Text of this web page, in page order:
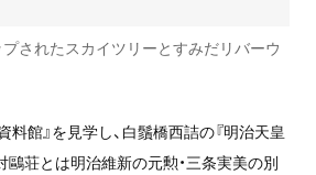
されたスカイツリーとすみだリバーウ
料館』を見学し、白鬚橋西詰の『明治天皇
鷗荘とは明治維新の元勲・三条実美の別